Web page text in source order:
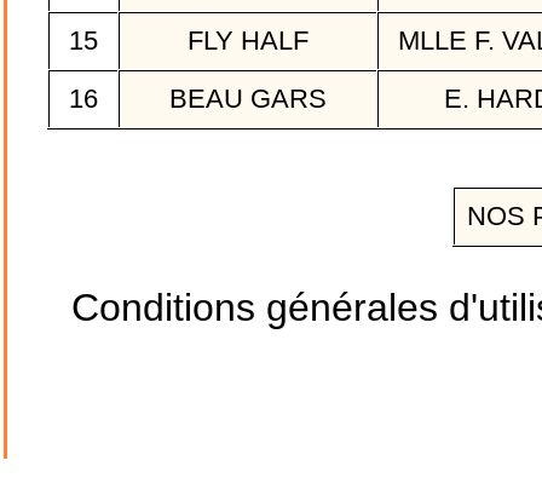
15
FLY HALF
MLLE F.
16
BEAU GARS E.
NOS
Conditions générales